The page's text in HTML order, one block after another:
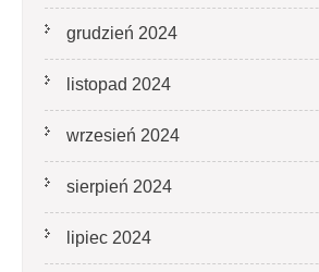
grudzień 2024
listopad 2024
wrzesień 2024
sierpień 2024
lipiec 2024